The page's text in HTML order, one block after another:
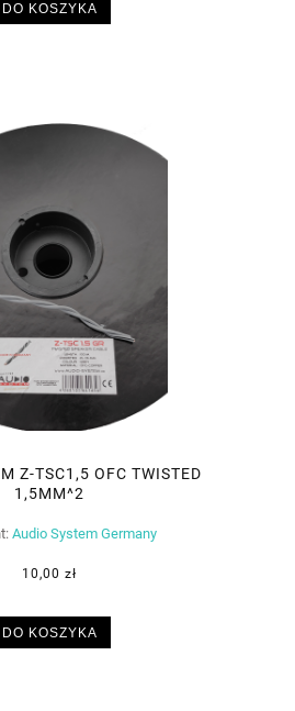
DO KOSZYKA
Z-TSC1,5 OFC TWISTED
1,5MM^2
Audio System Germany
10,00 zł
DO KOSZYKA